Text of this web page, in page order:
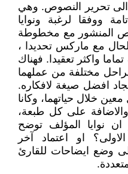
الى تحرير النصوص. وهي
ووفقا لرغبة ونوايا
المنشور مع مخطوطة
مع ماركس تحديدا ،
واكثر تعقيدا. فهناك
مختلفة من عملهما
افضل صيغة لافكاره.
خلال حياتهما، وكانا
على كل طبعة،
نوايا المؤلف توضح
او اعتماد آخر
وضع ايضاحات للقارئ